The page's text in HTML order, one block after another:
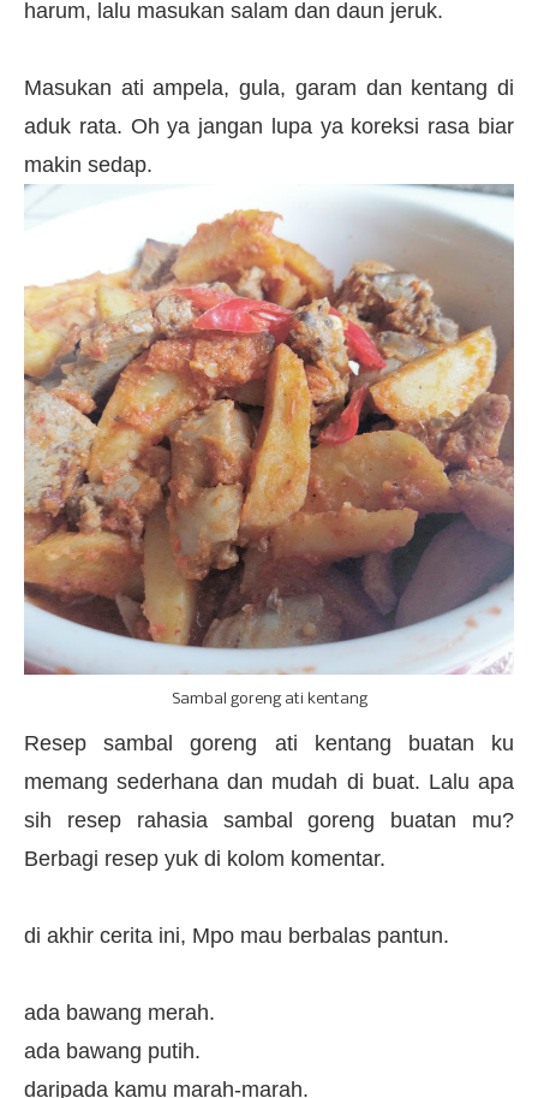
harum, lalu masukan salam dan daun jeruk.
Masukan ati ampela, gula, garam dan kentang di
aduk rata. Oh ya jangan lupa ya koreksi rasa biar
makin sedap.
Sambal goreng ati kentang
Resep sambal goreng ati kentang buatan ku
memang sederhana dan mudah di buat. Lalu apa
sih resep rahasia sambal goreng buatan mu?
Berbagi resep yuk di kolom komentar.
di akhir cerita ini, Mpo mau berbalas pantun.
ada bawang merah.
ada bawang putih.
daripada kamu marah-marah.